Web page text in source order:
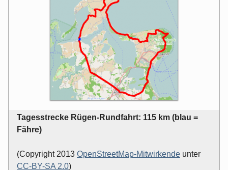
Tagesstrecke Rügen-Rundfahrt: 115 km (blau =
Fähre)
(Copyright 2013 OpenStreetMap-Mitwirkende unter
CC-BY-SA 2.0)